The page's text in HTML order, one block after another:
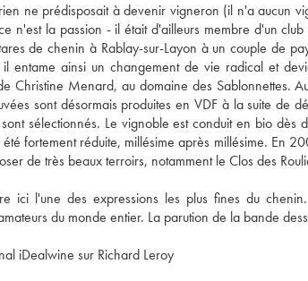
ne prédisposait à devenir vigneron (il n'a aucun
n'est la passion - il était d'ailleurs membre d'un
de chenin à Rablay-sur-Layon à un couple de
entame ainsi un changement de vie radical et
Christine Menard, au domaine des Sablonnettes.
sont désormais produites en VDF à la suite de
sélectionnés. Le vignoble est conduit en bio
fortement réduite, millésime après millésime. En
de très beaux terroirs, notamment le Clos des
ici l'une des expressions les plus fines du
du monde entier. La parution de la bande
iDealwine sur Richard Leroy